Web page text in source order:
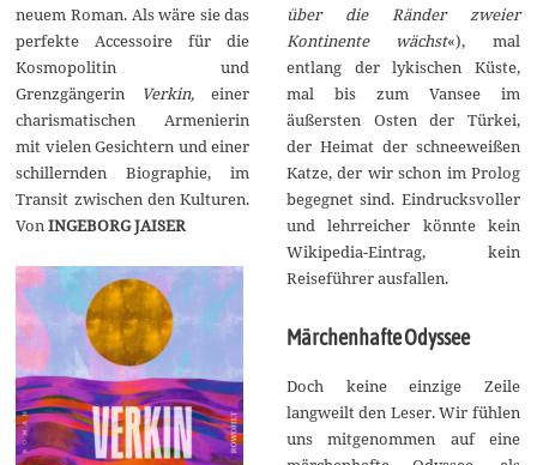
2
4
neuem Roman. Als wäre sie das
perfekte Accessoire für die
Kosmopolitin und
Grenzgängerin Verkin,einer
charismatischen Armenierin
mit vielen Gesichtern und einer
schillernden Biographie, im
Transit zwischen den Kulturen.
VonINGEBORG JAISER
über die Ränder zweier
Kontinente wächst«), mal
entlang der lykischen Küste,
mal bis zum Vansee im
äußersten Osten der Türkei,
der Heimat der schneeweißen
Katze, der wir schon im Prolog
begegnet sind. Eindrucksvoller
und lehrreicher könnte kein
Wikipedia-Eintrag, kein
Reiseführer ausfallen.
Märchenhafte Odyssee
Doch keine einzige Zeile
langweilt den Leser. Wir fühlen
uns mitgenommen auf eine